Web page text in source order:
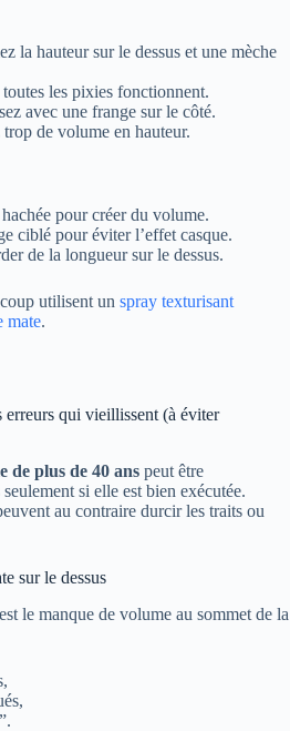
la hauteur sur le dessus et une mèche
toutes les pixies fonctionnent.
avec une frange sur le côté.
trop de volume en hauteur.
pour créer du volume.
ciblé pour éviter l’effet casque.
de la longueur sur le dessus.
utilisent un spray texturisant
mate.
erreurs qui vieillissent (à éviter
de plus de 40 ans peut être
si elle est bien exécutée.
au contraire durcir les traits ou
sur le dessus
le manque de volume au sommet de la